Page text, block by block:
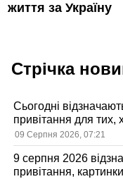
життя за Україну
Стрічка
Сьогодні
привітання для тих,
09 Серпня 2026, 07:21
9 серпня 2026
привітання,